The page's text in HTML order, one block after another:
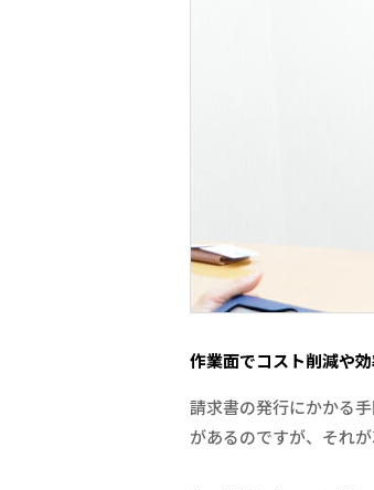
作業面でコスト削減や
請求書の発行にかかる
があるのですが、それ